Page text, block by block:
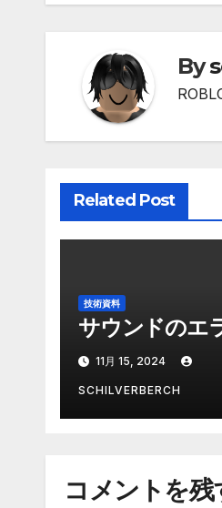
ビ
ゲ
ー
シ
ョ
By
Related Post
技術資料
サウンドのエ
11月 15, 2024
SCHILVERBERCH
コメントを残